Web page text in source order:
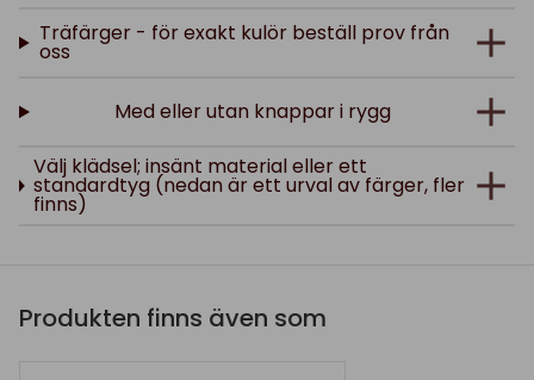
Träfärger - för exakt kulör beställ prov från
oss
Med eller utan knappar i rygg
Välj klädsel; insänt material eller ett
standardtyg (nedan är ett urval av färger, fler
finns)
Produkten finns även som